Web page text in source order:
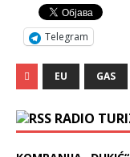
Telegram
EU GAS
RADIO